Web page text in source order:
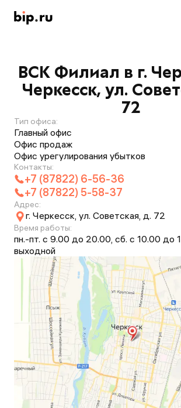
ВСК Филиал в г.
Черкесск, ул.
72
Тип офиса:
Главный офис
Офис продаж
Офис урегулирования убытков
Контакты:
+7 (87822) 6-56-36
+7 (87822) 5-58-37
Адрес:
г. Черкесск, ул. Советская, д. 72
Время работы:
пн.-пт. с 9.00 до 20.00, сб. с 10.00 до
выходной